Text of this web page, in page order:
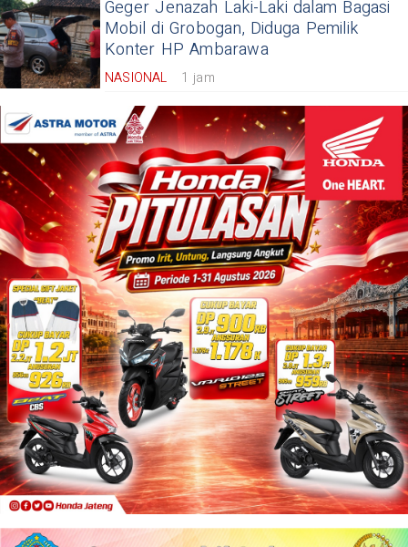
Geger Jenazah Laki-Laki dalam Bagasi
Mobil di Grobogan, Diduga Pemilik
Konter HP Ambarawa
NASIONAL 1 jam